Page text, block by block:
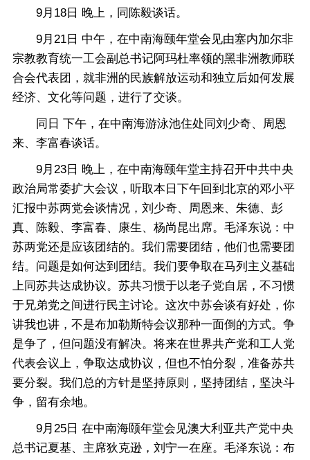
9月18日 晚上，同陈毅谈话。
9月21日 中午，在中南海颐年堂会见由塞内加尔非
宗教教育统一工会副总书记阿玛杜率领的黑非洲教师联
合会代表团，就非洲的民族解放运动和独立后如何发展
经济、文化等问题，进行了交谈。
同日 下午，在中南海游泳池住处同刘少奇、周恩
来、李富春谈话。
9月23日 晚上，在中南海颐年堂主持召开中共中央
政治局常委扩大会议，听取本日下午回到北京的邓小平
汇报中苏两党会谈情况，刘少奇、周恩来、朱德、彭
真、陈毅、李富春、康生、杨尚昆出席。毛泽东说：中
苏两党还是应该团结的。我们需要团结，他们也需要团
结。问题是如何达到团结。我们要争取在马列主义基础
上同苏共达成协议。苏共习惯于以老子党自居，不习惯
于兄弟党之间进行民主讨论。这次中苏会谈有好处，你
讲我也讲，不是布加勒斯特会议那种一面倒的方式。争
是争了，但问题没有解决。将来在世界共产党和工人党
代表会议上，争取达成协议，但也不怕分裂，准备苏共
要分裂。我们总的方针是坚持原则，坚持团结，坚决斗
争，留有余地。
9月25日 在中南海颐年堂会见澳大利亚共产党中央
总书记夏基、主席狄克逊，刘宁一在座。毛泽东说：布